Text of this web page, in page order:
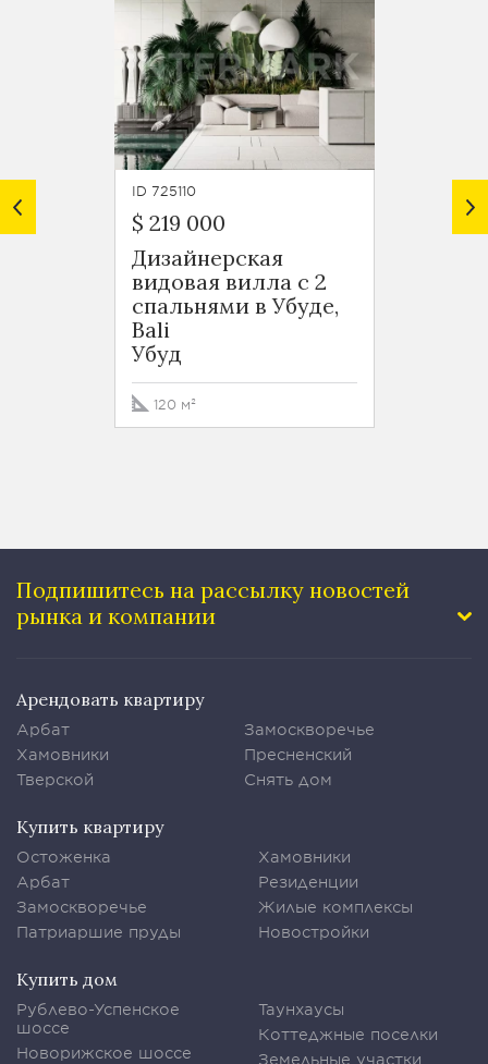
ID 725110
$ 219 000
Дизайнерская
видовая вилла с 2
спальнями в Убуде,
Bali
Убуд
120 м²
$
Подпишитесь на рассылку новостей
рынка и компании
Арендовать квартиру
Арбат
Хамовники
Тверской
Замоскворечье
Пресненский
Снять дом
Купить квартиру
Остоженка
Арбат
Замоскворечье
Патриаршие пруды
Хамовники
Резиденции
Жилые комплексы
Новостройки
Купить дом
Рублево-Успенское
шоссе
Новорижское шоссе
Таунхаусы
Коттеджные поселки
Земельные участки